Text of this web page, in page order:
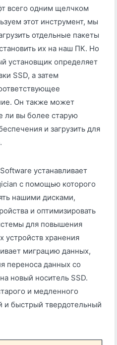
всего одним щелчком
этот инструмент, мы
отдельные пакеты
их на наш ПК. Но
установщик определяет
SSD, а затем
Он также может
ли вы более старую
и загрузить для
устанавливает
с помощью которого
нашими дисками,
и оптимизировать
для повышения
устройств хранения
миграцию данных,
переноса данных со
новый носитель SSD.
и медленного
и быстрый твердотельный